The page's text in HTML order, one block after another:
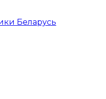
Беларусь